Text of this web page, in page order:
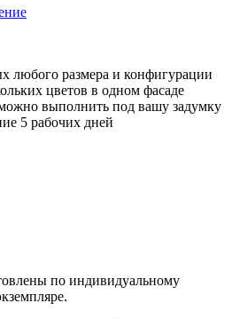
любого размера и конфигурации
цветов в одном фасаде
выполнить под вашу задумку
5 рабочих дней
по индивидуальному